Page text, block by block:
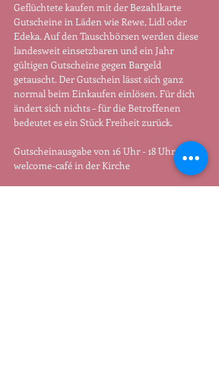
Geflüchtete kaufen mit der Bezahlkarte
Gutscheine in Läden wie Rewe, Lidl oder
Edeka. Auf den Tauschbörsen werden diese
landesweit einsetzbaren und ein Jahr
gültigen Gutscheine gegen Bargeld
getauscht. Der Gutschein lässt sich ganz
normal beim Einkaufen einlösen. Für dich
ändert sich nichts – für die Betroffenen
bedeutet es ein Stück Freiheit zurück.
Gutscheinausgabe von 16 Uhr - 18 Uhr im
welcome-café in der Kirche